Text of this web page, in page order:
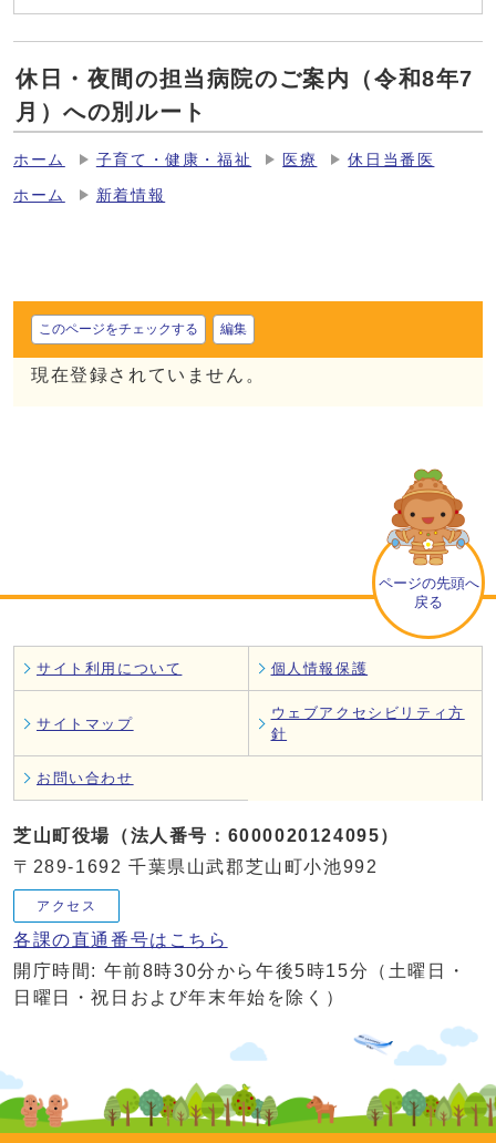
休日・夜間の担当病院のご案内（令和8年7
月）への別ルート
ホーム 子育て・健康・福祉 医療 休日当番医
ホーム 新着情報
このページをチェックする 編集
現在登録されていません。
ページの先頭へ
戻る
サイト利用について 個人情報保護
サイトマップ
ウェブアクセシビリティ方
針
お問い合わせ
芝山町役場（法人番号：6000020124095）
〒289-1692 千葉県山武郡芝山町小池992
アクセス
各課の直通番号はこちら
開庁時間: 午前8時30分から午後5時15分（土曜日・
日曜日・祝日および年末年始を除く）